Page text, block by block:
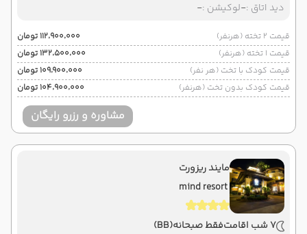
دید اتاق :-لوکیشن :-
قیمت 2 تخته (هرنفر)
۱۱۲٬۹۰۰٬۰۰۰ تومان
قیمت 1 تخته (هرنفر)
۱۳۲٬۵۰۰٬۰۰۰ تومان
قیمت کودک با تخت (هر نفر)
۱۰۹٬۹۰۰٬۰۰۰ تومان
قیمت کودک بدون تخت (هرنفر)
۱۰۴٬۹۰۰٬۰۰۰ تومان
مشاوره و رزرو رایگان
مایند ریزورت
mind resort
7 شب اقامت فقط صبحانه(BB)